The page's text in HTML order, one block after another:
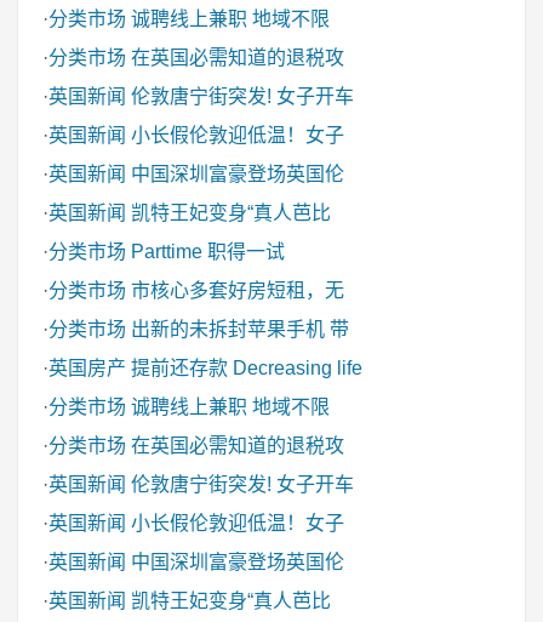
·分类市场 诚聘线上兼职 地域不限
·分类市场 在英国必需知道的退税攻
·英国新闻 伦敦唐宁街突发! 女子开车
·英国新闻 小长假伦敦迎低温！女子
·英国新闻 中国深圳富豪登场英国伦
·英国新闻 凯特王妃变身“真人芭比
·分类市场 Parttime 职得一试
·分类市场 市核心多套好房短租，无
·分类市场 出新的未拆封苹果手机 带
·英国房产 提前还存款 Decreasing life
·分类市场 诚聘线上兼职 地域不限
·分类市场 在英国必需知道的退税攻
·英国新闻 伦敦唐宁街突发! 女子开车
·英国新闻 小长假伦敦迎低温！女子
·英国新闻 中国深圳富豪登场英国伦
·英国新闻 凯特王妃变身“真人芭比